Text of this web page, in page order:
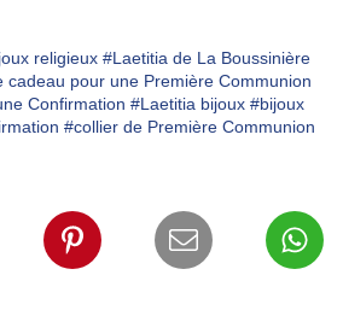
religieux #Laetitia de La Boussinière
cadeau pour une Première Communion
Confirmation #Laetitia bijoux #bijoux
#collier de Première Communion